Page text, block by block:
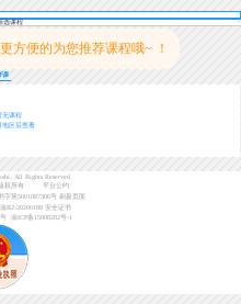
选课程
方便的为您推荐课程哦~ ！
课
无课程
地区后查看
All Rights Reserved.
权所有
平台公约
字第5001087306号
刷新页面
B2-20200188 安全证书
号
渝ICP备15008282号-1